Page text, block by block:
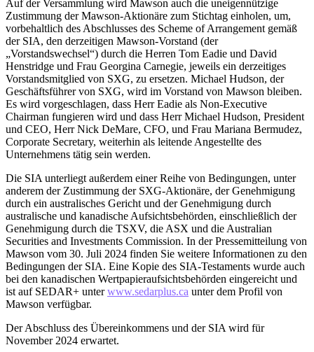
Auf der Versammlung wird Mawson auch die uneigennützige
Zustimmung der Mawson-Aktionäre zum Stichtag einholen, um,
vorbehaltlich des Abschlusses des Scheme of Arrangement gemäß
der SIA, den derzeitigen Mawson-Vorstand (der
„Vorstandswechsel“) durch die Herren Tom Eadie und David
Henstridge und Frau Georgina Carnegie, jeweils ein derzeitiges
Vorstandsmitglied von SXG, zu ersetzen. Michael Hudson, der
Geschäftsführer von SXG, wird im Vorstand von Mawson bleiben.
Es wird vorgeschlagen, dass Herr Eadie als Non-Executive
Chairman fungieren wird und dass Herr Michael Hudson, President
und CEO, Herr Nick DeMare, CFO, und Frau Mariana Bermudez,
Corporate Secretary, weiterhin als leitende Angestellte des
Unternehmens tätig sein werden.
Die SIA unterliegt außerdem einer Reihe von Bedingungen, unter
anderem der Zustimmung der SXG-Aktionäre, der Genehmigung
durch ein australisches Gericht und der Genehmigung durch
australische und kanadische Aufsichtsbehörden, einschließlich der
Genehmigung durch die TSXV, die ASX und die Australian
Securities and Investments Commission. In der Pressemitteilung von
Mawson vom 30. Juli 2024 finden Sie weitere Informationen zu den
Bedingungen der SIA. Eine Kopie des SIA-Testaments wurde auch
bei den kanadischen Wertpapieraufsichtsbehörden eingereicht und
ist auf SEDAR+ unterwww.sedarplus.ca unter dem Profil von
Mawson verfügbar.
Der Abschluss des Übereinkommens und der SIA wird für
November 2024 erwartet.